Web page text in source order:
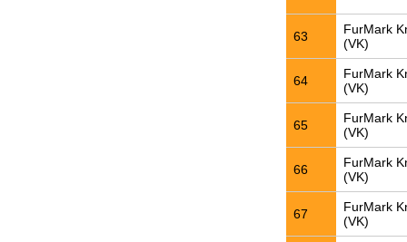
63
FurMark
(VK)
64
FurMark
(VK)
65
FurMark
(VK)
66
FurMark
(VK)
67
FurMark
(VK)